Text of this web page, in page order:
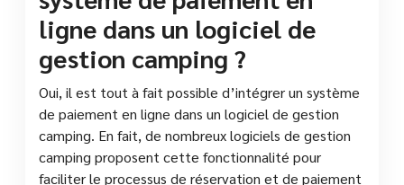
ligne dans un logiciel de
gestion camping ?
Oui, il est tout à fait possible d’intégrer un système
de paiement en ligne dans un logiciel de gestion
camping. En fait, de nombreux logiciels de gestion
camping proposent cette fonctionnalité pour
faciliter le processus de réservation et de paiement